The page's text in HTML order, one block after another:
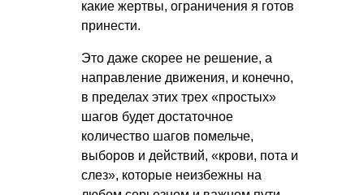
какие жертвы, ограничения я готов
принести.
Это даже скорее не решение, а
направление движения, и конечно,
в пределах этих трех «простых»
шагов будет достаточное
количество шагов помельче,
выборов и действий, «крови, пота и
слез», которые неизбежны на